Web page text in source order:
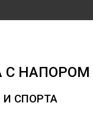
С НАПОРОМ
СПОРТА